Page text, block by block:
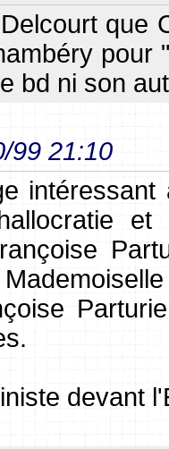
que
pour
bd ni son
99 21:10
et
devant